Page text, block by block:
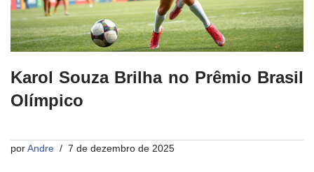
Karol Souza Brilha no Prêmio Brasil
Olímpico
por Andre 7 de dezembro de 2025